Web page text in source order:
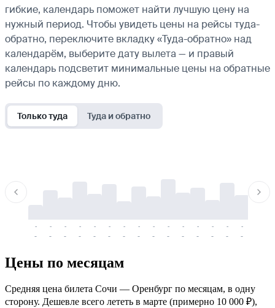
гибкие, календарь поможет найти лучшую цену на
нужный период. Чтобы увидеть цены на рейсы туда-
обратно, переключите вкладку «Туда-обратно» над
календарём, выберите дату вылета — и правый
календарь подсветит минимальные цены на обратные
рейсы по каждому дню.
Только туда Туда и обратно
-
-
-
-
-
-
-
-
-
-
-
-
-
-
-
-
-
-
-
-
-
-
-
-
-
-
-
-
-
-
Цены по месяцам
Средняя цена билета Сочи — Оренбург по месяцам, в одну
сторону. Дешевле всего лететь в марте (примерно 10 000 ₽),